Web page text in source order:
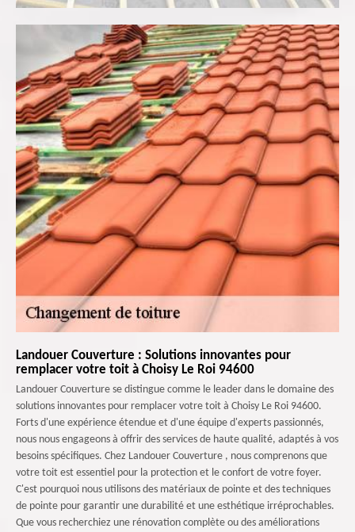
Landouer Couverture : Solutions innovantes pour
remplacer votre toit à Choisy Le Roi 94600
Landouer Couverture se distingue comme le leader dans le domaine des
solutions innovantes pour remplacer votre toit à Choisy Le Roi 94600.
Forts d'une expérience étendue et d'une équipe d'experts passionnés,
nous nous engageons à offrir des services de haute qualité, adaptés à vos
besoins spécifiques. Chez Landouer Couverture , nous comprenons que
votre toit est essentiel pour la protection et le confort de votre foyer.
C'est pourquoi nous utilisons des matériaux de pointe et des techniques
de pointe pour garantir une durabilité et une esthétique irréprochables.
Que vous recherchiez une rénovation complète ou des améliorations